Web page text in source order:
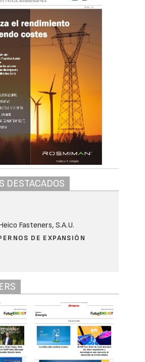
DESTACADOS
Fasteners, S.A.U.
DE EXPANSIÓN